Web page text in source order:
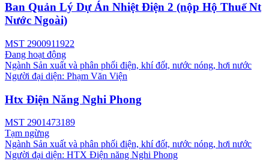
Ban Quản Lý Dự Án Nhiệt Điện 2 (nộp Hộ Thuế Nt
Nước Ngoài)
MST 2900911922
Đang hoạt động
Ngành Sản xuất và phân phối điện, khí đốt, nước nóng, hơi nước
Người đại diện: Phạm Văn Viện
Htx Điện Năng Nghi Phong
MST 2901473189
Tạm ngừng
Ngành Sản xuất và phân phối điện, khí đốt, nước nóng, hơi nước
Người đại diện: HTX Điện năng Nghi Phong